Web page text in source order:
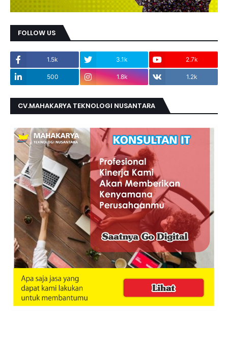
FOLLOW US
1.5k 3.1k 2.7k
500 1.8k 1.2k
CV.MAHAKARYA TEKNOLOGI NUSANTARA